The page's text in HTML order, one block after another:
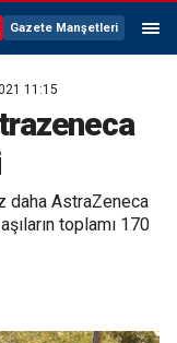
Gazete Manşetleri
11:15
daha AstraZeneca
toplamı 170